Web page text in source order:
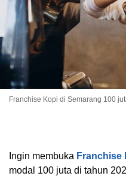
Franchise Kopi di Semarang 100
Ingin membuka Franchise
modal 100 juta di tahun